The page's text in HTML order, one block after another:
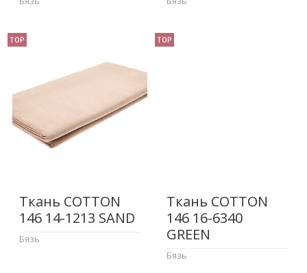
TOP
Ткань COTTON
146 14-1213 SAND
Бязь
TOP
Ткань COTTON
146 16-6340
GREEN
Бязь